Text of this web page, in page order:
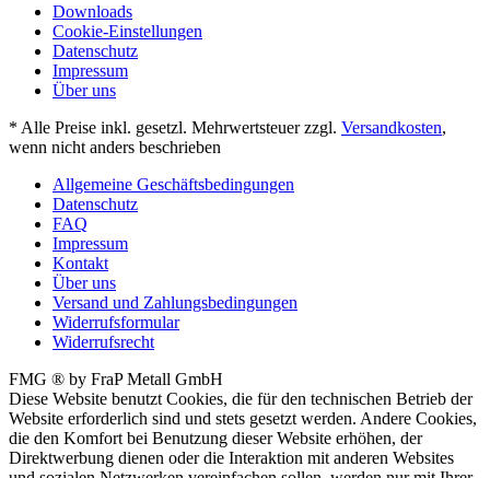
Downloads
Cookie-Einstellungen
Datenschutz
Impressum
Über uns
* Alle Preise inkl. gesetzl. Mehrwertsteuer zzgl. Versandkosten,
wenn nicht anders beschrieben
Allgemeine Geschäftsbedingungen
Datenschutz
FAQ
Impressum
Kontakt
Über uns
Versand und Zahlungsbedingungen
Widerrufsformular
Widerrufsrecht
FMG ® by FraP Metall GmbH
Diese Website benutzt Cookies, die für den technischen Betrieb der
Website erforderlich sind und stets gesetzt werden. Andere Cookies,
die den Komfort bei Benutzung dieser Website erhöhen, der
Direktwerbung dienen oder die Interaktion mit anderen Websites